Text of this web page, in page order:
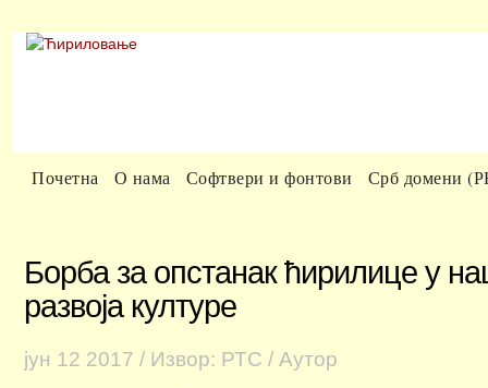
Почетна О нама Софтвери и фонтови Срб домени
Борба за опстанак ћирилице у
развоја културе
јун 12 2017 / Извор: РТС / Аутор